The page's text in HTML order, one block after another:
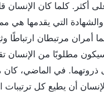
أكثر. كلما كان الإنسان
التي يقدمها هي
مرتبطان ارتباطًا
سيكون مطلوبًا من الإنسان
في الماضي، كان
أن يطيع كل ترتيبات